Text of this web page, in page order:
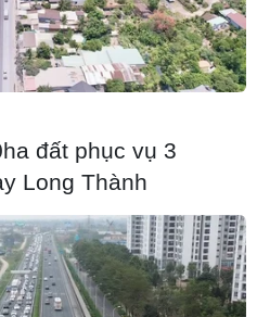
đột Ukraine trải
nhất
đất phục vụ 3
Long Thành